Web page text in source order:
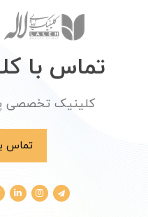
تماس با
کلینیک تخصصی
تماس